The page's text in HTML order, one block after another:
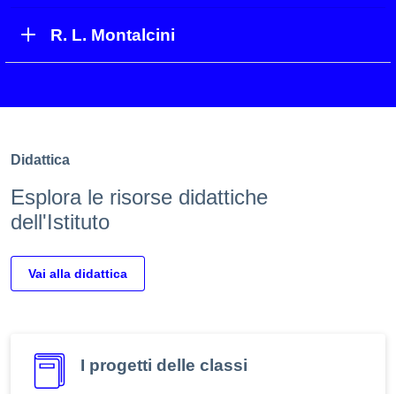
R. L. Montalcini
Didattica
Esplora le risorse didattiche
dell'Istituto
Vai alla didattica
I progetti delle classi